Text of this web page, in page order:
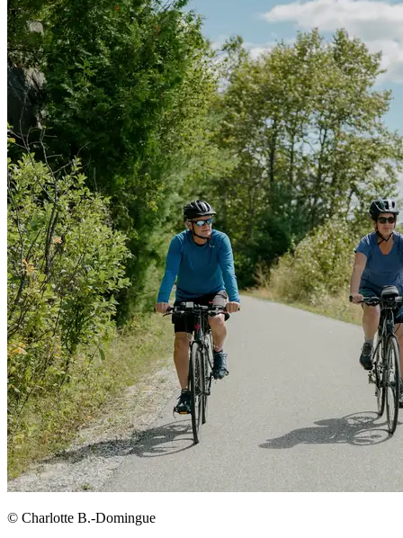
© Charlotte B.-Domingue